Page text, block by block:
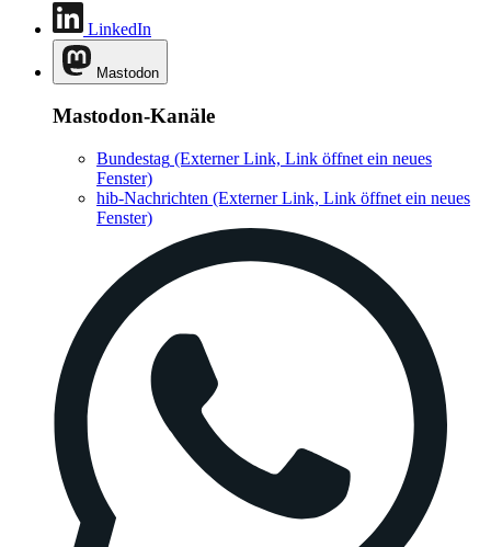
LinkedIn
Mastodon
Mastodon-Kanäle
Bundestag (Externer Link, Link öffnet ein neues
Fenster)
hib-Nachrichten (Externer Link, Link öffnet ein neues
Fenster)